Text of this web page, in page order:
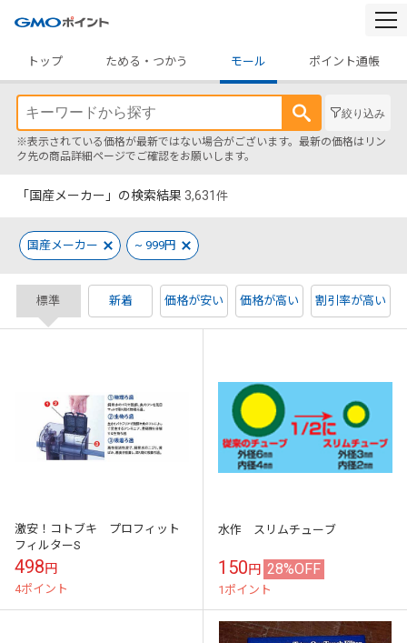
トップ
ためる・つかう モール ポイント通帳
絞り込み
※表示されている価格が最新ではない場合がございます。最新の価格はリン
ク先の商品詳細ページでご確認をお願いします。
「国産メーカー」の検索結果 3,631 件
国産メーカー ~ 999円
標準 新着 価格が安い 価格が高い 割引率が高い
激安！コトブキ プロフィット
フィルターS
498円
4ポイント
水作 スリムチューブ
150円 28%OFF
1ポイント